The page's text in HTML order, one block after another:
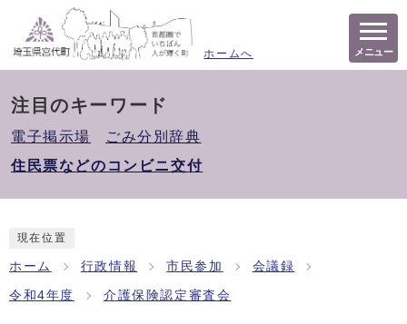
ホームへ メニュー
注目のキーワード
電子掲示場
ごみ分別辞典
住民票などのコンビニ交付
現在位置
ホーム 行政情報 市民参加 会議録
令和4年度 介護保険認定審査会